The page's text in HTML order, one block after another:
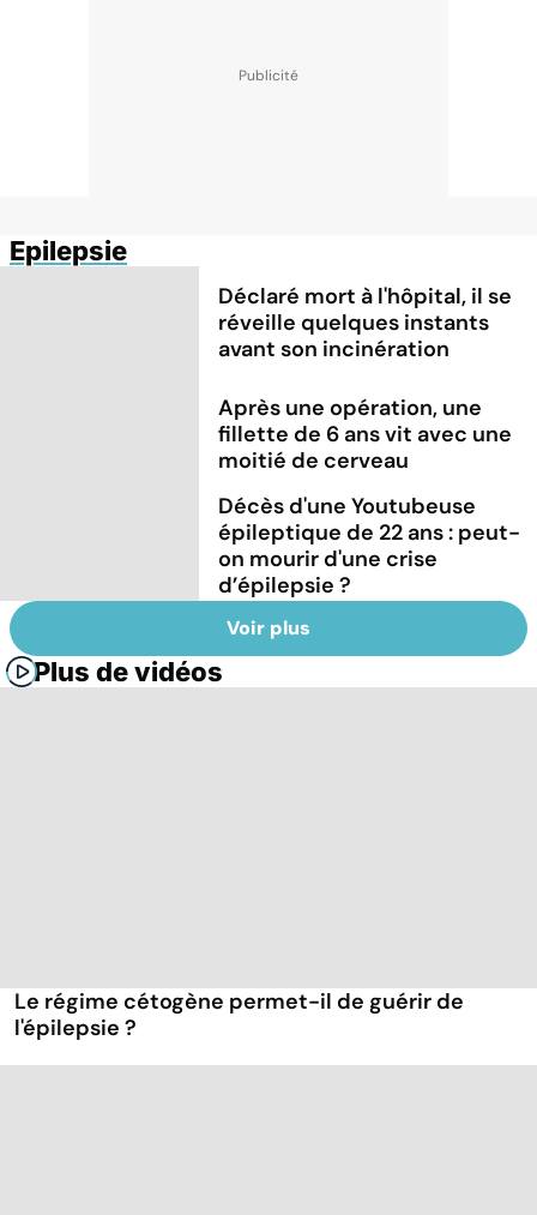
Epilepsie
Déclaré mort à l'hôpital, il se
réveille quelques instants
avant son incinération
Après une opération, une
fillette de 6 ans vit avec une
moitié de cerveau
Décès d'une Youtubeuse
épileptique de 22 ans : peut-
on mourir d'une crise
d’épilepsie ?
Voir plus
Plus de vidéos
Le régime cétogène permet-il de guérir de
l'épilepsie ?